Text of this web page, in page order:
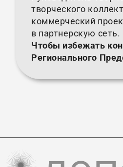
творческого
коммерческий
в партнерскую сеть.
Чтобы избежать
Регионального